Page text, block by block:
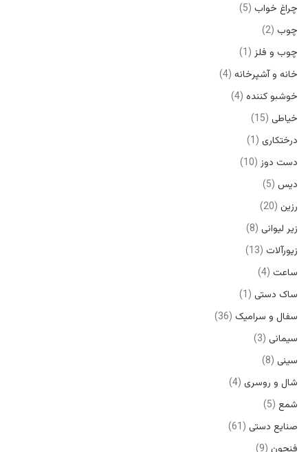
چراغ خواب 5
چوب 2
چوب و فلز 1
خانه و آشپرخانه 4
خوشبو کننده 4
خیاطی 15
درختکاری 1
دست دوز 10
دیس 5
رزین 20
زیر لیوانی 8
زیورآلات 13
ساعت 4
ساک دستی 1
سفال و سرامیک 36
سیمانی 3
سینی 8
شال و روسری 4
شمع 5
صنایع دستی 61